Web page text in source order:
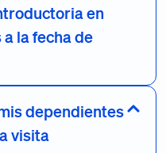
en
la fecha de
dependientes
visita